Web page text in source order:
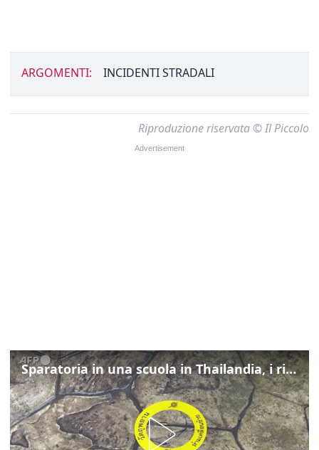
ARGOMENTI: INCIDENTI STRADALI
Riproduzione riservata © Il Piccolo
Sparatoria in una scuola in Thailandia, i rilievi della polizia